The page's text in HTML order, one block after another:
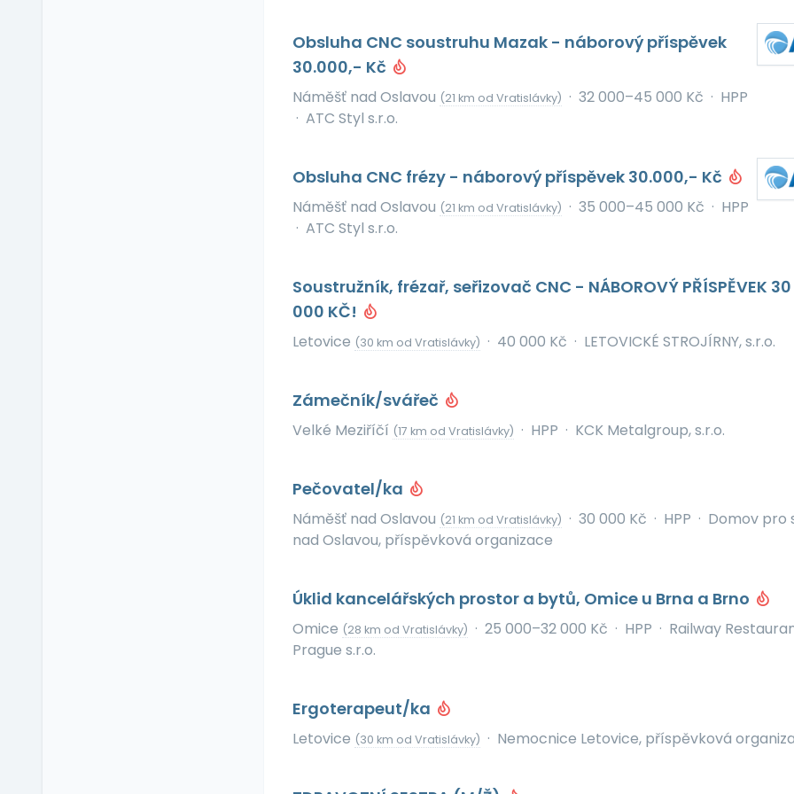
Obsluha CNC soustruhu Mazak - náborový příspěvek
30.000,- Kč
Náměšť nad Oslavou (21 km od Vratislávky) · 32 000–45 000 Kč · HPP
· ATC Styl s.r.o.
Obsluha CNC frézy - náborový příspěvek 30.000,- Kč
Náměšť nad Oslavou (21 km od Vratislávky) · 35 000–45 000 Kč · HPP
· ATC Styl s.r.o.
Soustružník, frézař, seřizovač CNC - NÁBOROVÝ PŘÍSPĚVEK 30
000 KČ!
Letovice (30 km od Vratislávky) · 40 000 Kč · LETOVICKÉ STROJÍRNY, s.r.o.
Zámečník/svářeč
Velké Meziříčí (17 km od Vratislávky) · HPP · KCK Metalgroup, s.r.o.
Pečovatel/ka
Náměšť nad Oslavou (21 km od Vratislávky) · 30 000 Kč · HPP · Domov pro
nad Oslavou, příspěvková organizace
Úklid kancelářských prostor a bytů, Omice u Brna a Brno
Omice (28 km od Vratislávky) · 25 000–32 000 Kč · HPP · Railway
Prague s.r.o.
Ergoterapeut/ka
Letovice (30 km od Vratislávky) · Nemocnice Letovice, příspěvková